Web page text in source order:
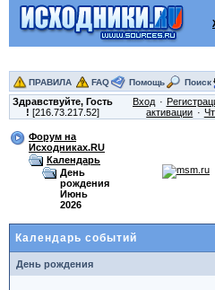
ПРАВИЛА FAQ Помощь Поиск
Здравствуйте, Гость
! [216.73.217.52]
Вход
активации
Форум на
Исходниках.RU
Календарь
День
рождения
Июнь
2026
Календарь событий
День рождения